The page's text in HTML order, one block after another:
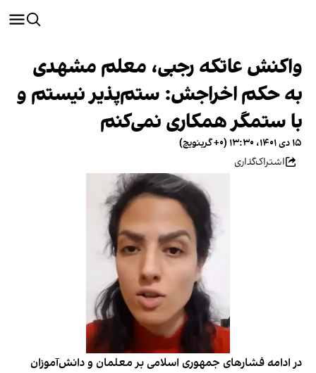
واکنش عاتکه رجبی، معلم مشهدی
به حکم اخراجش: ستم‌پذیر نیستم و
با ستمگر همکاری نمی‌کنم
۱۵ دی ۱۴۰۱، ۱۳:۳۰ (‎+۰ گرینویچ)
اشتراک‌گذاری
‌در ادامه فشارهای جمهوری اسلامی بر معلمان و دانش‌آموزان